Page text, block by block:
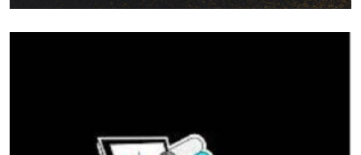
1998 Juan Carlos Castillo (Café de Colombia)